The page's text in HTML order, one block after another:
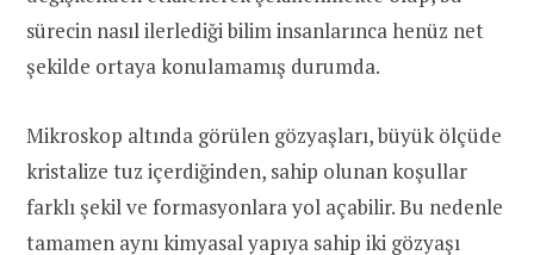
sürecin nasıl ilerlediği bilim insanlarınca henüz net
şekilde ortaya konulamamış durumda.
Mikroskop altında görülen gözyaşları, büyük ölçüde
kristalize tuz içerdiğinden, sahip olunan koşullar
farklı şekil ve formasyonlara yol açabilir. Bu nedenle
tamamen aynı kimyasal yapıya sahip iki gözyaşı